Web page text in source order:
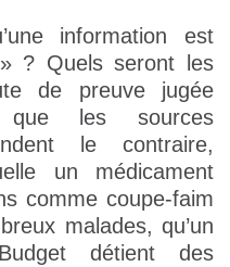
information est
» ? Quels seront les
de preuve jugée
les sources
le contraire,
un médicament
comme coupe-faim
malades, qu’un
détient des